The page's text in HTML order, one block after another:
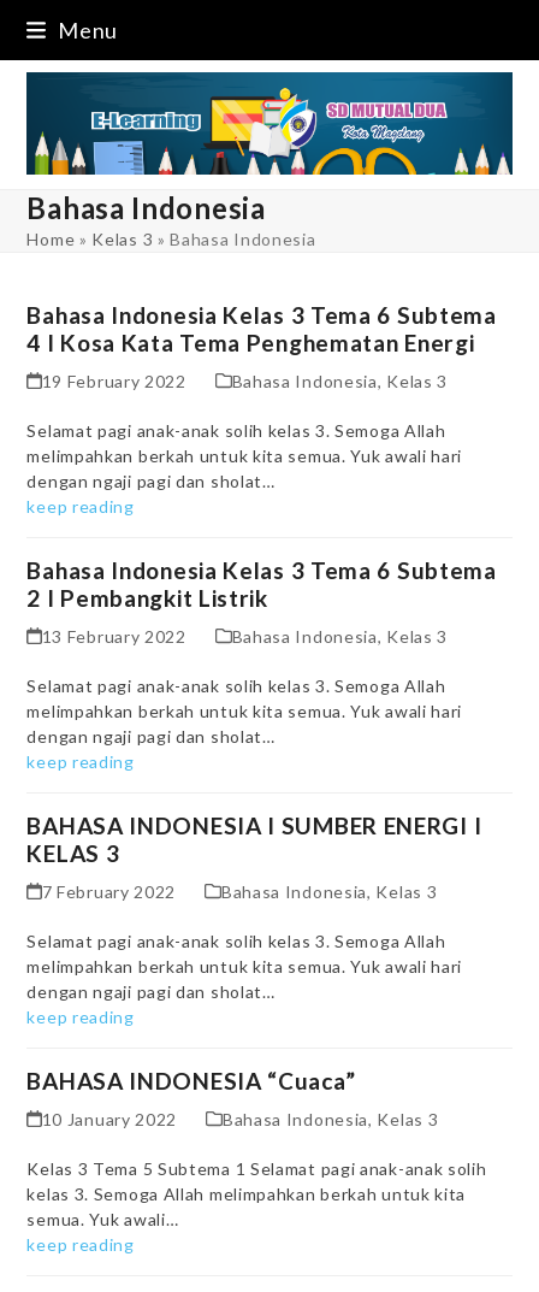
content
Menu
Bahasa Indonesia
Home » Kelas 3 »Bahasa Indonesia
Bahasa Indonesia Kelas 3 Tema 6 Subtema
4 I Kosa Kata Tema Penghematan Energi
19 February 2022 Bahasa Indonesia, Kelas 3
Selamat pagi anak-anak solih kelas 3. Semoga Allah
melimpahkan berkah untuk kita semua. Yuk awali hari
dengan ngaji pagi dan sholat…
keep reading
Bahasa Indonesia Kelas 3 Tema 6 Subtema
2 I Pembangkit Listrik
13 February 2022 Bahasa Indonesia, Kelas 3
Selamat pagi anak-anak solih kelas 3. Semoga Allah
melimpahkan berkah untuk kita semua. Yuk awali hari
dengan ngaji pagi dan sholat…
keep reading
BAHASA INDONESIA I SUMBER ENERGI I
KELAS 3
7 February 2022 Bahasa Indonesia, Kelas 3
Selamat pagi anak-anak solih kelas 3. Semoga Allah
melimpahkan berkah untuk kita semua. Yuk awali hari
dengan ngaji pagi dan sholat…
keep reading
BAHASA INDONESIA “Cuaca”
10 January 2022 Bahasa Indonesia, Kelas 3
Kelas 3 Tema 5 Subtema 1 Selamat pagi anak-anak solih
kelas 3. Semoga Allah melimpahkan berkah untuk kita
semua. Yuk awali…
keep reading